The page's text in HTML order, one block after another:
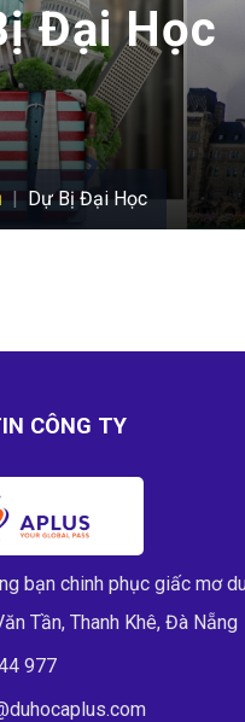
Đại Học
Dự Bị Đại Học
CÔNG TY
bạn chinh phục giấc mơ
Tần, Thanh Khê, Đà Nẵng
977